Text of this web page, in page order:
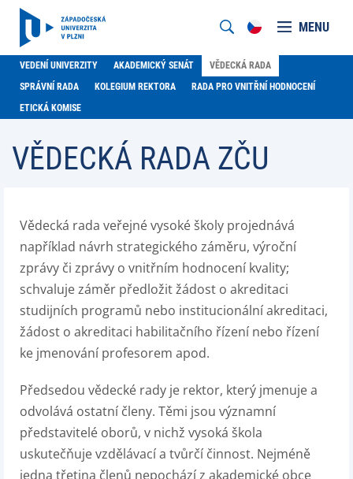
MENU
VEDENÍ UNIVERZITY AKADEMICKÝ SENÁT
VĚDECKÁ RADA
SPRÁVNÍ RADA
KOLEGIUM REKTORA
RADA PRO VNITŘNÍ HODNOCENÍ
ETICKÁ KOMISE
VĚDECKÁ RADA ZČU
Vědecká rada veřejné vysoké školy projednává
například návrh strategického záměru, výroční
zprávy či zprávy o vnitřním hodnocení kvality;
schvaluje záměr předložit žádost o akreditaci
studijních programů nebo institucionální akreditaci,
žádost o akreditaci habilitačního řízení nebo řízení
ke jmenování profesorem apod.
Předsedou vědecké rady je rektor, který jmenuje a
odvolává ostatní členy. Těmi jsou významní
představitelé oborů, v nichž vysoká škola
uskutečňuje vzdělávací a tvůrčí činnost. Nejméně
jedna třetina členů nepochází z akademické obce